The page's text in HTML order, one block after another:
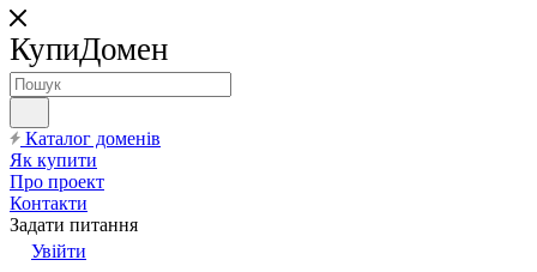
КупиДомен
Каталог доменів
Як купити
Про проект
Контакти
Задати питання
Увійти